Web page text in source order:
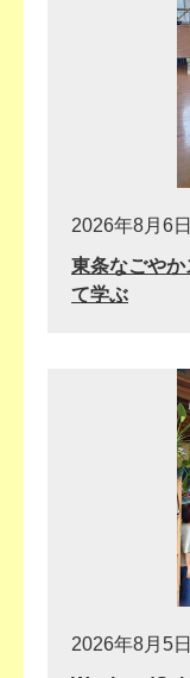
2026年8月6
東条なごや
て学ぶ
2026年8月5